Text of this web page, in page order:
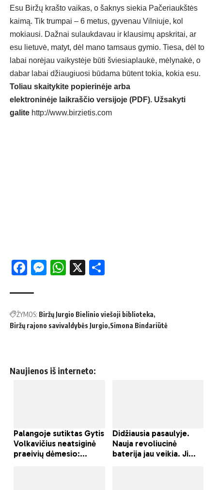
Esu Biržų krašto vaikas, o šaknys siekia Pačeriaukštės
kaimą. Tik trumpai – 6 metus, gyvenau Vilniuje, kol
mokiausi. Dažnai sulaukdavau ir klausimų apskritai, ar
esu lietuvė, matyt, dėl mano tamsaus gymio. Tiesa, dėl to
labai norėjau vaikystėje būti šviesiaplaukė, mėlynakė, o
dabar labai džiaugiuosi būdama būtent tokia, kokia esu.
Toliau skaitykite popierinėje arba
elektroninėje laikraščio versijoje (PDF). Užsakyti
galite http://www.birzietis.com
Facebook
Messenger
WhatsApp
X
ŽYMOS: Biržų Jurgio Bielinio viešoji biblioteka
Biržų rajono savivaldybės Jurgio Simona Bindariūtė
Naujienos iš interneto: